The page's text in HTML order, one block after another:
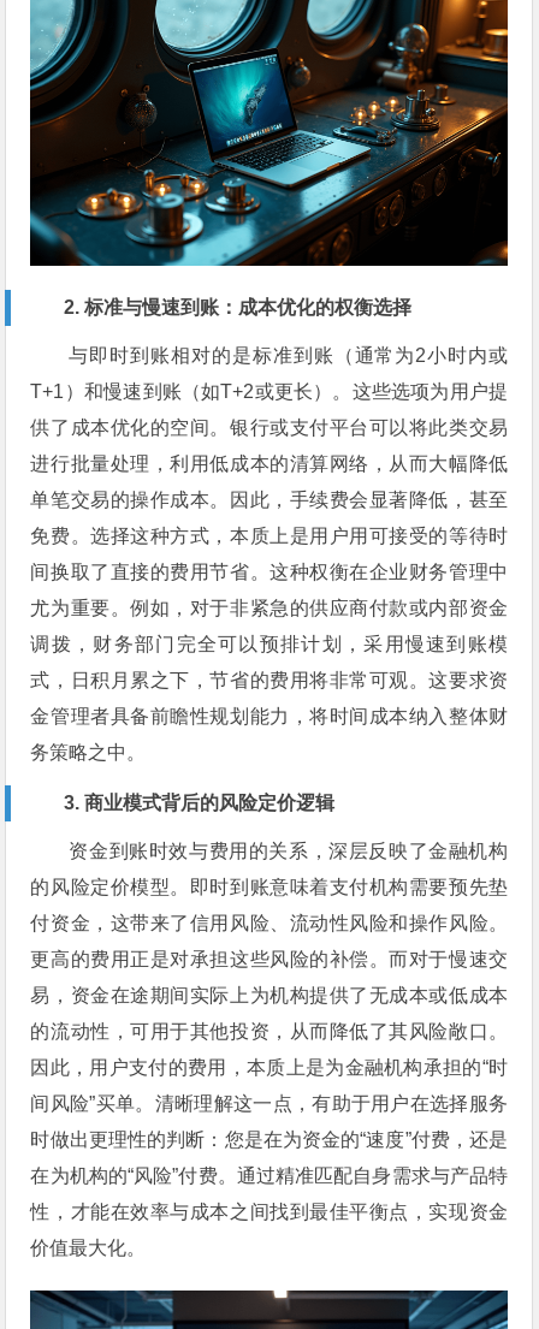
2. 标准与慢速到账：成本优化的权衡选择
与即时到账相对的是标准到账（通常为2小时内或
T+1）和慢速到账（如T+2或更长）。这些选项为用户提
供了成本优化的空间。银行或支付平台可以将此类交易
进行批量处理，利用低成本的清算网络，从而大幅降低
单笔交易的操作成本。因此，手续费会显著降低，甚至
免费。选择这种方式，本质上是用户用可接受的等待时
间换取了直接的费用节省。这种权衡在企业财务管理中
尤为重要。例如，对于非紧急的供应商付款或内部资金
调拨，财务部门完全可以预排计划，采用慢速到账模
式，日积月累之下，节省的费用将非常可观。这要求资
金管理者具备前瞻性规划能力，将时间成本纳入整体财
务策略之中。
3. 商业模式背后的风险定价逻辑
资金到账时效与费用的关系，深层反映了金融机构
的风险定价模型。即时到账意味着支付机构需要预先垫
付资金，这带来了信用风险、流动性风险和操作风险。
更高的费用正是对承担这些风险的补偿。而对于慢速交
易，资金在途期间实际上为机构提供了无成本或低成本
的流动性，可用于其他投资，从而降低了其风险敞口。
因此，用户支付的费用，本质上是为金融机构承担的“时
间风险”买单。清晰理解这一点，有助于用户在选择服务
时做出更理性的判断：您是在为资金的“速度”付费，还是
在为机构的“风险”付费。通过精准匹配自身需求与产品特
性，才能在效率与成本之间找到最佳平衡点，实现资金
价值最大化。